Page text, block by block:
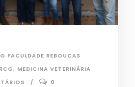
FACULDADE REBOUCAS
, MEDICINA VETERINÁRIA
0